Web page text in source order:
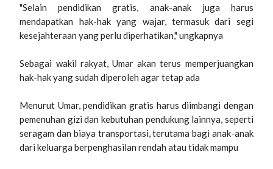
"Selain pendidikan gratis, anak-anak juga harus
mendapatkan hak-hak yang wajar, termasuk dari segi
kesejahteraan yang perlu diperhatikan," ungkapnya
Sebagai wakil rakyat, Umar akan terus memperjuangkan
hak-hak yang sudah diperoleh agar tetap ada
Menurut Umar, pendidikan gratis harus diimbangi dengan
pemenuhan gizi dan kebutuhan pendukung lainnya, seperti
seragam dan biaya transportasi, terutama bagi anak-anak
dari keluarga berpenghasilan rendah atau tidak mampu